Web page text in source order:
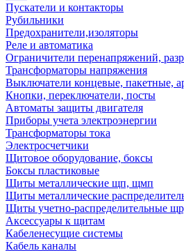
Пускатели и контакторы
Рубильники
Предохранители,изоляторы
Реле и автоматика
Ограничители перенапряжений,
Трансформаторы напряжения
Выключатели концевые, пакетные,
Кнопки, переключатели, посты
Автоматы защиты двигателя
Приборы учета электроэнергии
Трансформаторы тока
Электросчетчики
Щитовое оборудование, боксы
Боксы пластиковые
Щиты металлические щп, щмп
Щиты металлические
Щиты учетно-распределительные
Аксессуары к щитам
Кабеленесущие системы
Кабель каналы